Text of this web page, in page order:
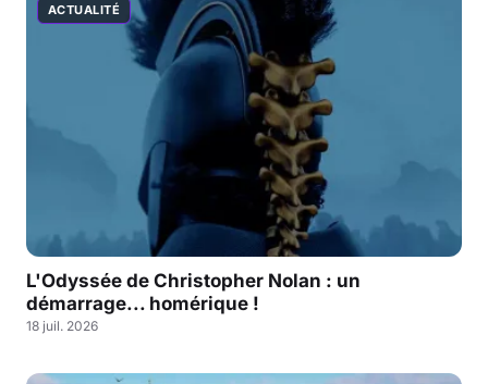
ACTUALITÉ
L'Odyssée de Christopher Nolan : un
démarrage... homérique !
18 juil. 2026